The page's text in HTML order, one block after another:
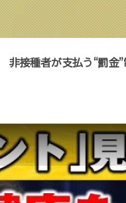
非接種者が支払う“罰金”